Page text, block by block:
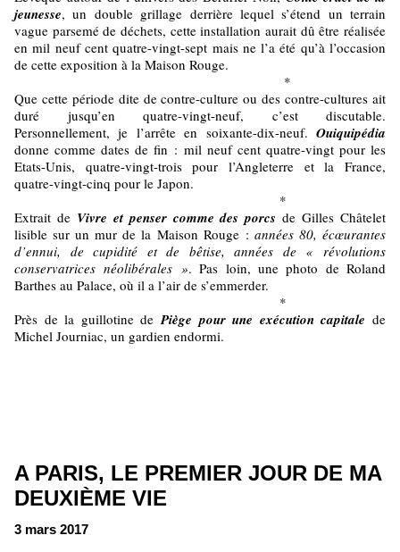
jeunesse, un double grillage derrière lequel s’étend un terrain
vague parsemé de déchets, cette installation aurait dû être réalisée
en mil neuf cent quatre-vingt-sept mais ne l’a été qu’à l’occasion
de cette exposition à la Maison Rouge.
*
Que cette période dite de contre-culture ou des contre-cultures ait
duré jusqu’en quatre-vingt-neuf, c’est discutable.
Personnellement, je l’arrête en soixante-dix-neuf. Ouiquipédia
donne comme dates de fin : mil neuf cent quatre-vingt pour les
Etats-Unis, quatre-vingt-trois pour l’Angleterre et la France,
quatre-vingt-cinq pour le Japon.
*
Extrait de Vivre et penser comme des porcs de Gilles Châtelet
lisible sur un mur de la Maison Rouge : années 80, écœurantes
d’ennui, de cupidité et de bêtise, années de « révolutions
conservatrices néolibérales ». Pas loin, une photo de Roland
Barthes au Palace, où il a l’air de s’emmerder.
*
Près de la guillotine dePiège pour une exécution capitale de
Michel Journiac, un gardien endormi.
A PARIS, LE PREMIER JOUR DE MA
DEUXIÈME VIE
3 mars 2017